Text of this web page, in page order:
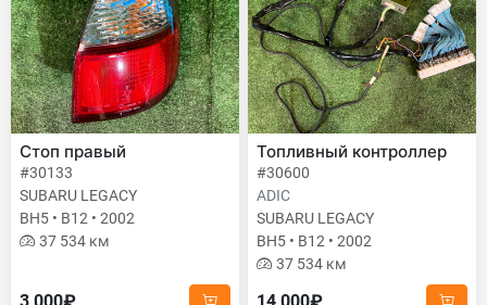
Стоп правый
#30133
SUBARU LEGACY
BH5 • B12 • 2002
37 534 км
3 000₽
Топливный контроллер
#30600
ADIC
SUBARU LEGACY
BH5 • B12 • 2002
37 534 км
14 000₽